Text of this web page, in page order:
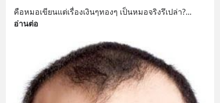
คือหมอเขียนแต่เรื่องเงินๆทองๆ เป็นหมอจริงรึเปล่า?
อ่านต่อ